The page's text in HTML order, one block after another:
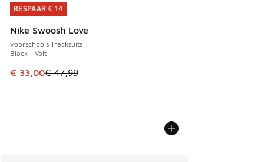
BESPAAR € 14
Nike Swoosh Love
voorschools Tracksuits
Black - Volt
Dit artikel is in de uitverkoop. Dit artikel is in de
€ 33,00€ 47,99
BESPAAR € 14